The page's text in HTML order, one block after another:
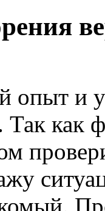
опыт и
Так как